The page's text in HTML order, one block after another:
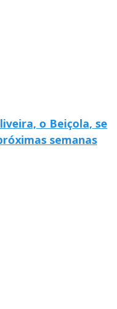
o Beiçola, se
semanas